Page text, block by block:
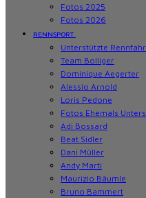
Fotos 2025
Fotos 2026
RENNSPORT
Unterstützte
Team Bolliger
Dominique Aegerter
Alessio Arnold
Loris Pedone
Fotos Ehemals
Adi Bossard
Beat Sidler
Dani Müller
Andy Marti
Maurizio Bäumle
Bruno Bammert